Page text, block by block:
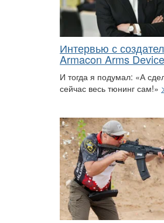
Интервью с
Armacon Arms
И тогда я подумал: «А
сейчас весь тюнинг сам!»